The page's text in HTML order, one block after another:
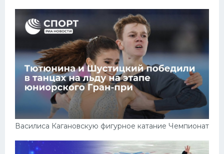
Василиса Кагановскую фигурное катание Чемпионат